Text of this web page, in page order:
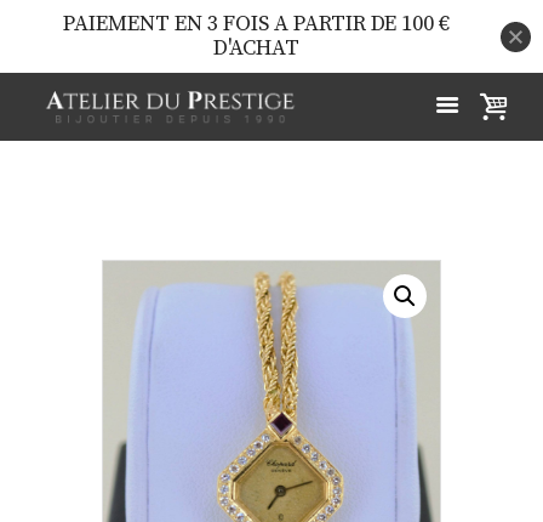
PAIEMENT EN 3 FOIS A PARTIR DE 100 €
D'ACHAT